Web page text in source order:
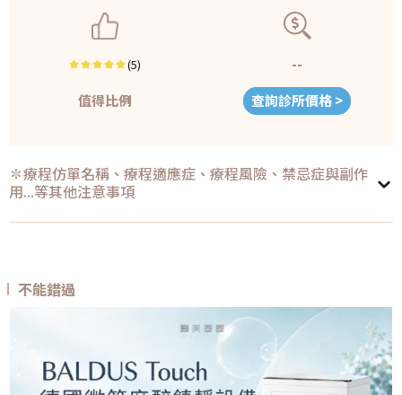
(5)
值得比例
--
查詢診所價格 >
✽療程仿單名稱、療程適應症、療程風險、禁忌症與副作
用...等其他注意事項
不能錯過